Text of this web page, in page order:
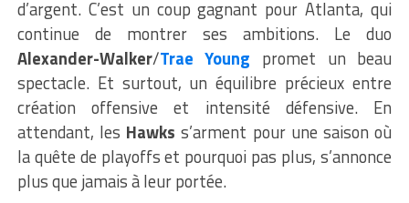
d’argent. C’est un coup gagnant pour Atlanta, qui
continue de montrer ses ambitions. Le duo
Alexander-Walker/Trae Young promet un beau
spectacle. Et surtout, un équilibre précieux entre
création offensive et intensité défensive. En
attendant, les Hawks s’arment pour une saison où
la quête de playoffs et pourquoi pas plus, s’annonce
plus que jamais à leur portée.